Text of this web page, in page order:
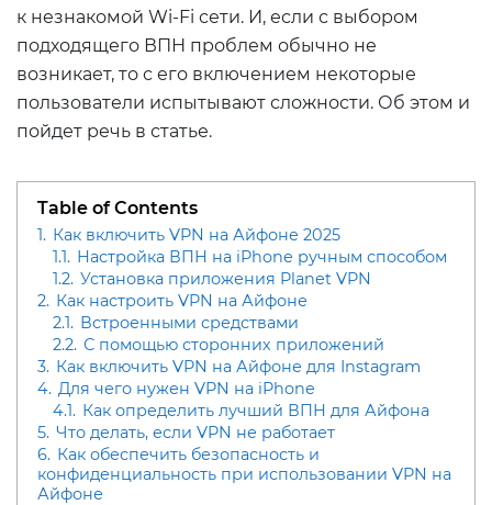
к незнакомой Wi-Fi сети. И, если с выбором
подходящего ВПН проблем обычно не
возникает, то с его включением некоторые
пользователи испытывают сложности. Об этом и
пойдет речь в статье.
Table of Contents
1. Как включить VPN на Айфоне 2025
1.1. Настройка ВПН на iPhone ручным способом
1.2. Установка приложения Planet VPN
2. Как настроить VPN на Айфоне
2.1. Встроенными средствами
2.2. С помощью сторонних приложений
3. Как включить VPN на Айфоне для Instagram
4. Для чего нужен VPN на iPhone
4.1. Как определить лучший ВПН для Айфона
5. Что делать, если VPN не работает
6. Как обеспечить безопасность и
конфиденциальность при использовании VPN на
Айфоне